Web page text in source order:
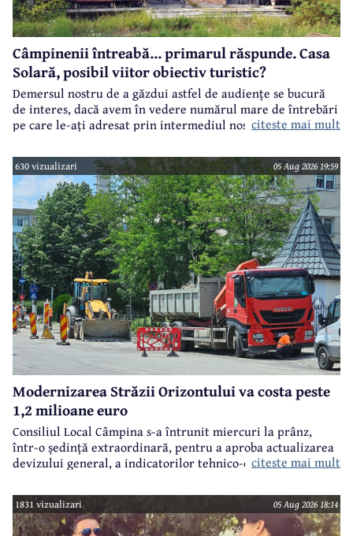
Câmpinenii întreabă... primarul răspunde. Casa
Solară, posibil viitor obiectiv turistic?
Demersul nostru de a găzdui astfel de audiențe se bucură
de interes, dacă avem în vedere numărul mare de întrebări
pe care le-ați adresat prin intermediul nostru primarului
citeste mai mult
630 vizualizari 05 Aug 2026 19:59
Modernizarea Străzii Orizontului va costa peste
1,2 milioane euro
Consiliul Local Câmpina s-a întrunit miercuri la prânz,
într-o ședință extraordinară, pentru a aproba actualizarea
devizului general, a indicatorilor tehnico-economici și a
realizarea modernizării Străzii Orizontului, obiectiv
finanțat prin Programul Național de Investiții ”Anghel
Saligny”.
citeste mai mult
1831 vizualizari 05 Aug 2026 18:14